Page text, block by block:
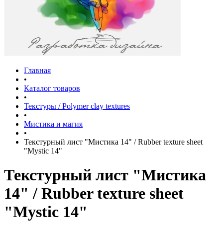
Главная
•
Каталог товаров
•
Текстуры / Polymer clay textures
•
Мистика и магия
•
Текстурный лист "Мистика 14" / Rubber texture sheet
"Mystic 14"
Текстурный лист "Мистика
14" / Rubber texture sheet
"Mystic 14"